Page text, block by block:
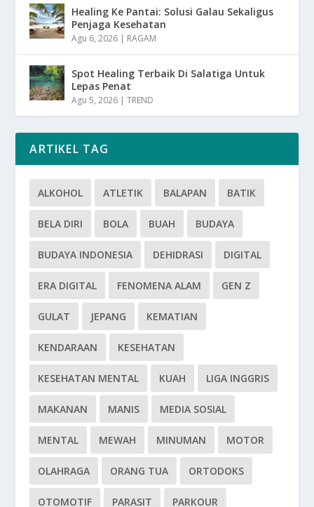
Healing Ke Pantai: Solusi Galau Sekaligus
Penjaga Kesehatan
Agu 6, 2026 | RAGAM
Spot Healing Terbaik Di Salatiga Untuk
Lepas Penat
Agu 5, 2026 |TREND
ARTIKEL TAG
ALKOHOL ATLETIK BALAPAN BATIK
BELA DIRI BOLA BUAH BUDAYA
BUDAYA INDONESIA DEHIDRASI DIGITAL
ERA DIGITAL FENOMENA ALAM GEN Z
GULAT JEPANG KEMATIAN
KENDARAAN KESEHATAN
KESEHATAN MENTAL KUAH LIGA INGGRIS
MAKANAN MANIS MEDIA SOSIAL
MENTAL MEWAH MINUMAN MOTOR
OLAHRAGA ORANG TUA ORTODOKS
OTOMOTIF PARASIT PARKOUR